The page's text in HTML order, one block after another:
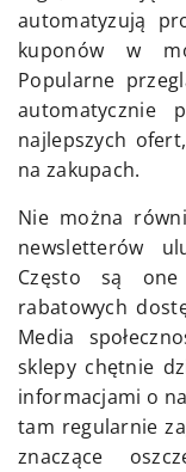
automatyzują
kuponów w
Popularne
automatycznie
najlepszych
na zakupach.
Nie można
newsletterów
Często są one
rabatowych
Media
sklepy chętnie
informacjami o
tam regularnie
znaczące